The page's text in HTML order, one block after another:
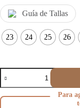
Guía de Tallas
23 24 25 26
Sandalia
Modelo
Moru
con
Para